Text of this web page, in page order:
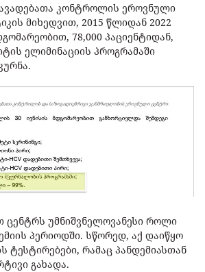
კონტროლის ეროვნული
მიხედვით, 2015 წლიდან 2022
78,000 პაციენტიდან,
ელიმინაციის პროგრამაში
ცენტრს უმნიშვნელოვანესი როლი
პერიოდში. სწორედ, აქ დაიწყო
ტესტირებები, რამაც პანდემიასთან
გახადა.